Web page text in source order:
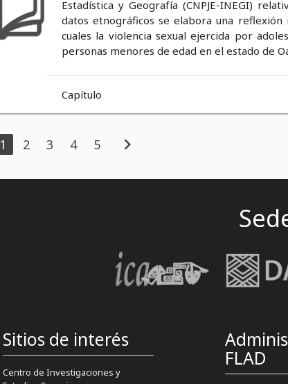
Estadística y Geografía (CNPJE-INEGI)
datos etnográficos se elabora una
cuales la violencia sexual ejercida por
personas menores de edad en el estado de
Capítulo
1 2 3 4 5 chevron_right
Sitios de interés
Centro de Investigaciones y
FLAD